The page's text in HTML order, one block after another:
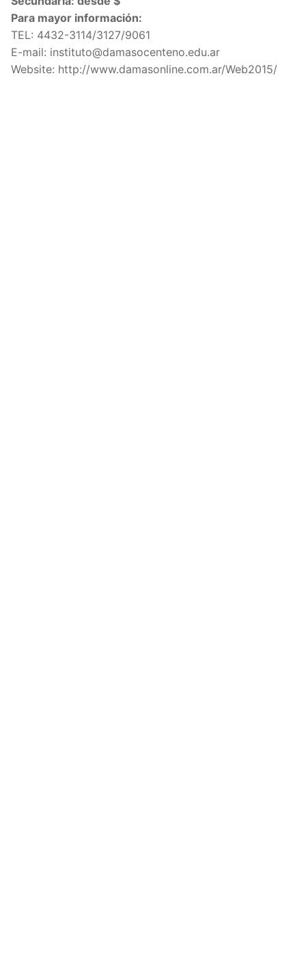
Para mayor información:
TEL: 4432-3114/3127/9061
E-mail: instituto@damasocenteno.edu.ar
Website: http://www.damasonline.com.ar/Web2015/